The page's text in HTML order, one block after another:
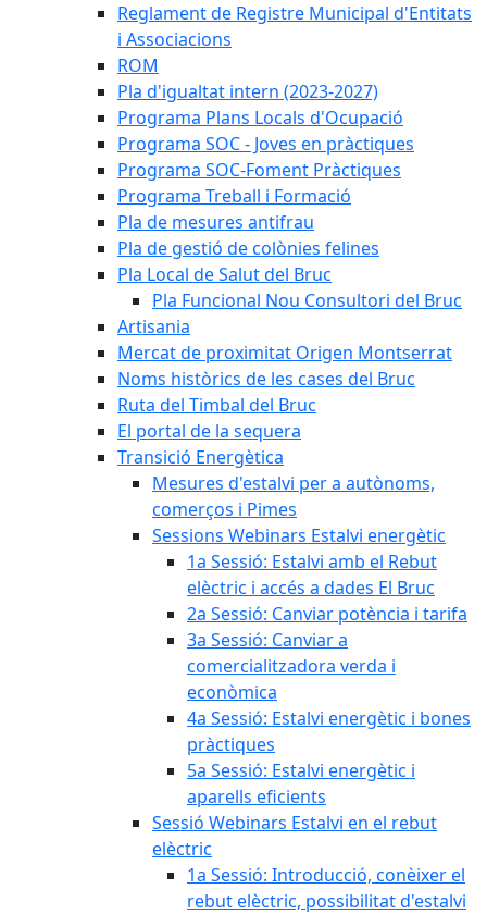
Reglament de Registre Municipal d'Entitats
i Associacions
ROM
Pla d'igualtat intern (2023-2027)
Programa Plans Locals d'Ocupació
Programa SOC - Joves en pràctiques
Programa SOC-Foment Pràctiques
Programa Treball i Formació
Pla de mesures antifrau
Pla de gestió de colònies felines
Pla Local de Salut del Bruc
Pla Funcional Nou Consultori del Bruc
Artisania
Mercat de proximitat Origen Montserrat
Noms històrics de les cases del Bruc
Ruta del Timbal del Bruc
El portal de la sequera
Transició Energètica
Mesures d'estalvi per a autònoms,
comerços i Pimes
Sessions Webinars Estalvi energètic
1a Sessió: Estalvi amb el Rebut
elèctric i accés a dades El Bruc
2a Sessió: Canviar potència i tarifa
3a Sessió: Canviar a
comercialitzadora verda i
econòmica
4a Sessió: Estalvi energètic i bones
pràctiques
5a Sessió: Estalvi energètic i
aparells eficients
Sessió Webinars Estalvi en el rebut
elèctric
1a Sessió: Introducció, conèixer el
rebut elèctric, possibilitat d'estalvi